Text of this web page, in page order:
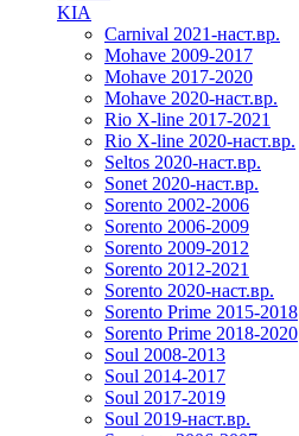
KIA
Carnival 2021-наст.вр.
Mohave 2009-2017
Mohave 2017-2020
Mohave 2020-наст.вр.
Rio X-line 2017-2021
Rio X-line 2020-наст.вр.
Seltos 2020-наст.вр.
Sonet 2020-наст.вр.
Sorento 2002-2006
Sorento 2006-2009
Sorento 2009-2012
Sorento 2012-2021
Sorento 2020-наст.вр.
Sorento Prime 2015-2018
Sorento Prime 2018-2020
Soul 2008-2013
Soul 2014-2017
Soul 2017-2019
Soul 2019-наст.вр.